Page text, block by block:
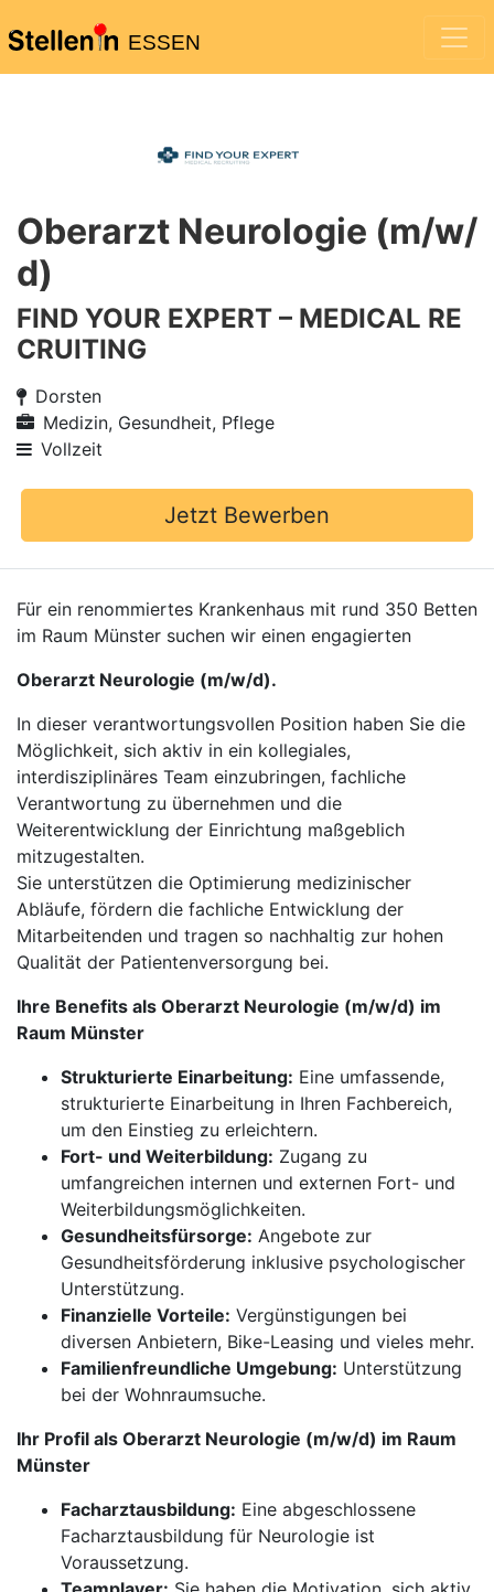
ESSEN
Oberarzt Neurologie (m/w/
d)
FIND YOUR EXPERT – MEDICAL RE
CRUITING
Dorsten
Medizin, Gesundheit, Pflege
Vollzeit
Jetzt Bewerben
Für ein renommiertes Krankenhaus mit rund 350 Betten
im Raum Münster suchen wir einen engagierten
Oberarzt Neurologie (m/w/d).
In dieser verantwortungsvollen Position haben Sie die
Möglichkeit, sich aktiv in ein kollegiales,
interdisziplinäres Team einzubringen, fachliche
Verantwortung zu übernehmen und die
Weiterentwicklung der Einrichtung maßgeblich
mitzugestalten.
Sie unterstützen die Optimierung medizinischer
Abläufe, fördern die fachliche Entwicklung der
Mitarbeitenden und tragen so nachhaltig zur hohen
Qualität der Patientenversorgung bei.
Ihre Benefits als Oberarzt Neurologie (m/w/d) im
Raum Münster
Strukturierte Einarbeitung: Eine umfassende,
strukturierte Einarbeitung in Ihren Fachbereich,
um den Einstieg zu erleichtern.
Fort- und Weiterbildung: Zugang zu
umfangreichen internen und externen Fort- und
Weiterbildungsmöglichkeiten.
Gesundheitsfürsorge: Angebote zur
Gesundheitsförderung inklusive psychologischer
Unterstützung.
Finanzielle Vorteile: Vergünstigungen bei
diversen Anbietern, Bike-Leasing und vieles mehr.
Familienfreundliche Umgebung: Unterstützung
bei der Wohnraumsuche.
Ihr Profil als Oberarzt Neurologie (m/w/d) im Raum
Münster
Facharztausbildung: Eine abgeschlossene
Facharztausbildung für Neurologie ist
Voraussetzung.